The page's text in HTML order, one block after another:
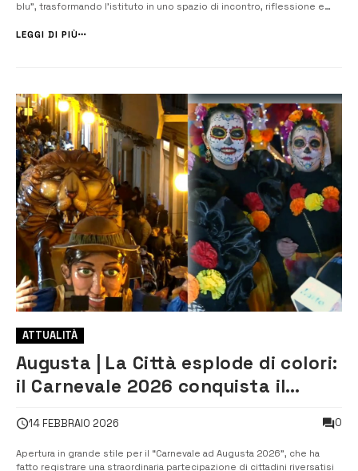
blu”, trasformando l’istituto in uno spazio di incontro, riflessione e
l’Inclusione e coordinata dalla docente Lia Passanisi, Funzione s...
LEGGI DI PIÙ
ATTUALITÀ
Augusta | La Città esplode di colori:
il Carnevale 2026 conquista il
14 FEBBRAIO 2026 0
Apertura in grande stile per il “Carnevale ad Augusta 2026”, che ha
fatto registrare una straordinaria partecipazione di cittadini riversatisi